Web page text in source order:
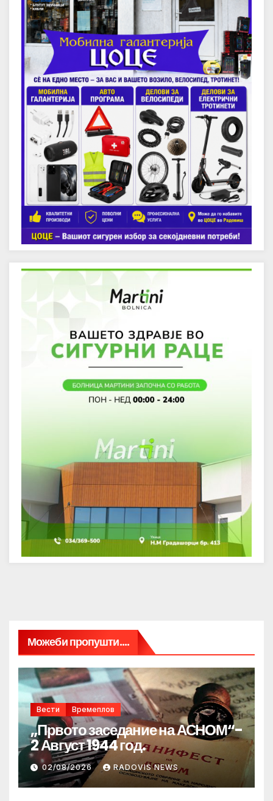
Можеби пропушти....
Вести Времеплов
„Првото заседание на АСНОМ“-
2 Август 1944 год.
02/08/2026 RADOVIS NEWS